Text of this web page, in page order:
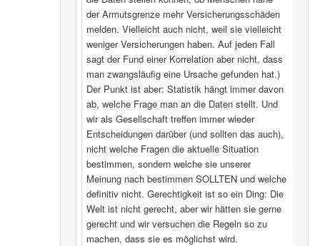
der Armutsgrenze mehr Versicherungsschäden
melden. Vielleicht auch nicht, weil sie vielleicht
weniger Versicherungen haben. Auf jeden Fall
sagt der Fund einer Korrelation aber nicht, dass
man zwangsläufig eine Ursache gefunden hat.)
Der Punkt ist aber: Statistik hängt immer davon
ab, welche Frage man an die Daten stellt. Und
wir als Gesellschaft treffen immer wieder
Entscheidungen darüber (und sollten das auch),
nicht welche Fragen die aktuelle Situation
bestimmen, sondern welche sie unserer
Meinung nach bestimmen SOLLTEN und welche
definitiv nicht. Gerechtigkeit ist so ein Ding: Die
Welt ist nicht gerecht, aber wir hätten sie gerne
gerecht und wir versuchen die Regeln so zu
machen, dass sie es möglichst wird.